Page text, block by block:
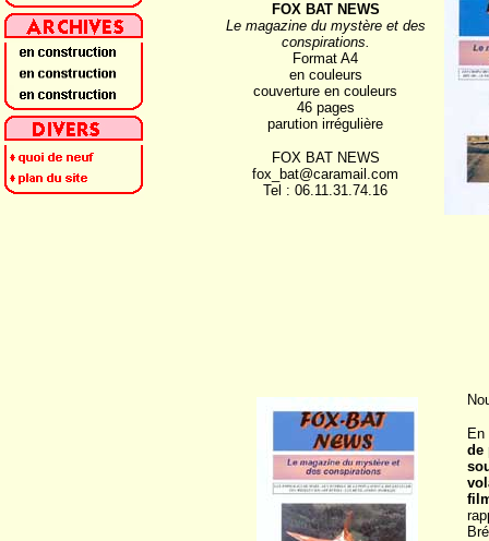
FOX BAT NEWS
Le magazine du mystère et des
conspirations.
Format A4
en couleurs
couverture en couleurs
46 pages
parution irrégulière
FOX BAT NEWS
fox_bat@caramail.com
Tel : 06.11.31.74.16
de